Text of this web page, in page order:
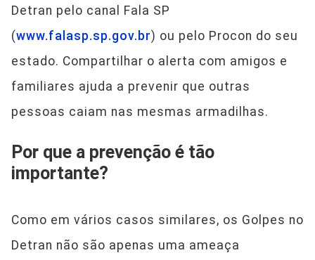
Detran pelo canal Fala SP
(www.falasp.sp.gov.br) ou pelo Procon do seu
estado. Compartilhar o alerta com amigos e
familiares ajuda a prevenir que outras
pessoas caiam nas mesmas armadilhas.
Por que a prevenção é tão
importante?
Como em vários casos similares, os Golpes no
Detran não são apenas uma ameaça